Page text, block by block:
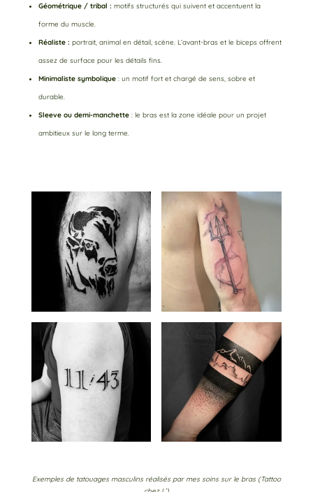
Géométrique / tribal : motifs structurés qui suivent et accentuent la
forme du muscle.
Réaliste : portrait, animal en détail, scène. L’avant-bras et le biceps offrent
assez de surface pour les détails fins.
Minimaliste symbolique: un motif fort et chargé de sens, sobre et
durable.
Sleeve ou demi-manchette: le bras est la zone idéale pour un projet
ambitieux sur le long terme.
Exemples de tatouages masculins réalisés par mes soins sur le bras (Tattoo